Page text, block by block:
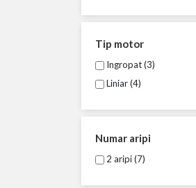
Tip motor
Ingropat (3)
Liniar (4)
Numar aripi
2 aripi (7)